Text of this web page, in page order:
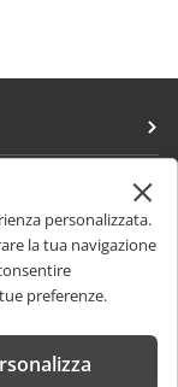
personalizzata.
la tua navigazione
preferenze.